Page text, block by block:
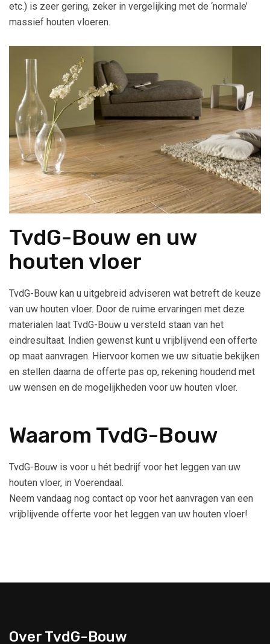
etc.) is zeer gering, zeker in vergelijking met de ‘normale’
massief houten vloeren.
TvdG-Bouw en uw
houten vloer
TvdG-Bouw kan u uitgebreid adviseren wat betreft de keuze
van uw houten vloer. Door de ruime ervaringen met deze
materialen laat TvdG-Bouw u versteld staan van het
eindresultaat. Indien gewenst kunt u vrijblijvend een offerte
op maat aanvragen. Hiervoor komen we uw situatie bekijken
en stellen daarna de offerte pas op, rekening houdend met
uw wensen en de mogelijkheden voor uw houten vloer.
Waarom TvdG-Bouw
TvdG-Bouw is voor u hét bedrijf voor het leggen van uw
houten vloer, in Voerendaal.
Neem vandaag nog contact op voor het aanvragen van een
vrijblijvende offerte voor het leggen van uw houten vloer!
Over TvdG-Bouw